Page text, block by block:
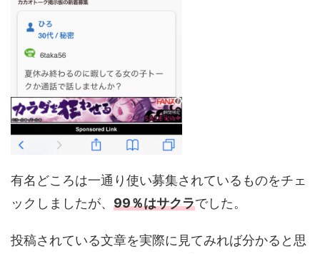
有名どころは一通り使い募集されているものをチェ
ックしましたが、 99％はサクラでした。
投稿されている文章を実際に見てみれば分かると思